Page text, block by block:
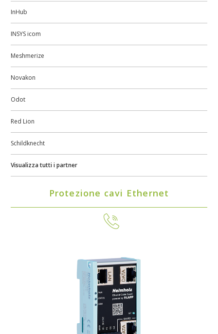
InHub
INSYS icom
Meshmerize
Novakon
Odot
Red Lion
Schildknecht
Visualizza tutti i partner
Protezione cavi Ethernet